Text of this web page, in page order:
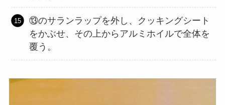
⑬のサランラップを外し、クッキングシート
をかぶせ、その上からアルミホイルで全体を
覆う。